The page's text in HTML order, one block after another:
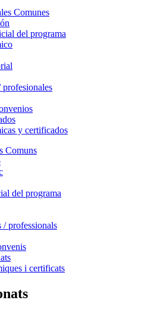
Comunes
del programa
profesionales
y certificados
Comuns
del programa
/ professionals
i certificats